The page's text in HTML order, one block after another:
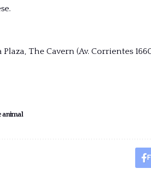
The Cavern (Av. Corrientes
animal